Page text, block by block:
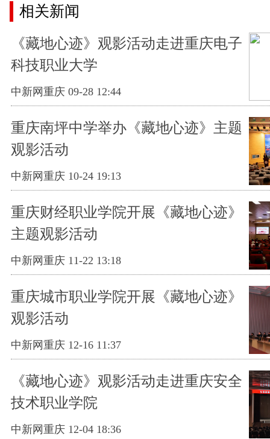
相关新闻
《藏地心迹》观影活动走进重庆电子
科技职业大学
中新网重庆 09-28 12:44
重庆南坪中学举办《藏地心迹》主题
观影活动
中新网重庆 10-24 19:13
重庆财经职业学院开展《藏地心迹》
主题观影活动
中新网重庆 11-22 13:18
重庆城市职业学院开展《藏地心迹》
观影活动
中新网重庆 12-16 11:37
《藏地心迹》观影活动走进重庆安全
技术职业学院
中新网重庆 12-04 18:36